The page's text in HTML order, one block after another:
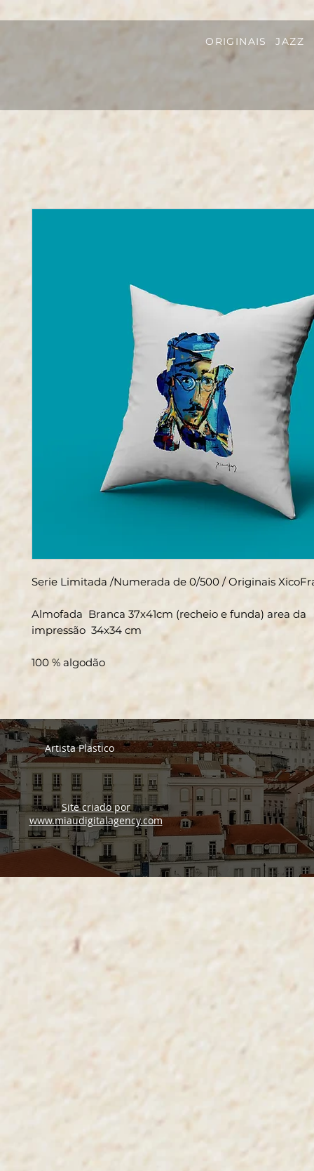
ORIGINAIS JAZZ
Serie Limitada /Numerada de 0/500 / Originais
Almofada Branca 37x41cm (recheio e funda) area da
impressão 34x34 cm
100 % algodão
Artista Plastico
Site criado por
www.miaudigitalagency.com